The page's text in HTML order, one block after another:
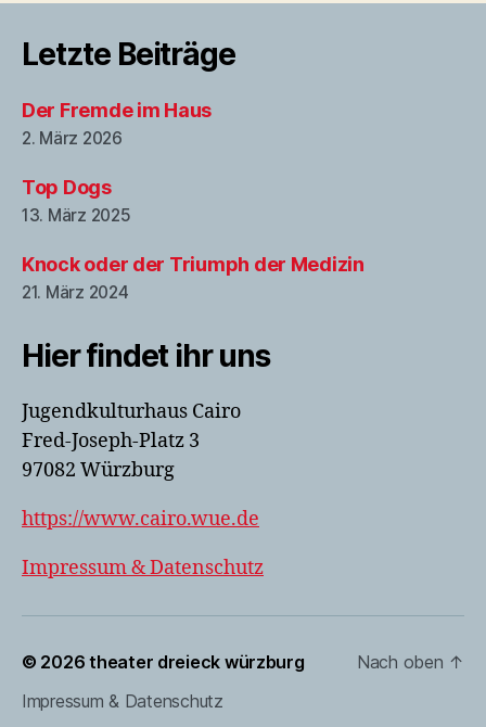
Letzte Beiträge
Der Fremde im Haus
2. März 2026
Top Dogs
13. März 2025
Knock oder der Triumph der Medizin
21. März 2024
Hier findet ihr uns
Jugendkulturhaus Cairo
Fred-Joseph-Platz 3
97082 Würzburg
https://www.cairo.wue.de
Impressum & Datenschutz
© 2026theater dreieck würzburg
Impressum & Datenschutz
Nach oben ↑